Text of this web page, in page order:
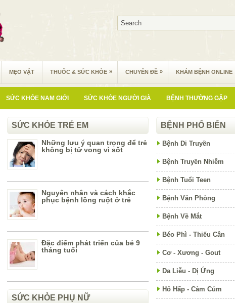
MẸO VẶT THUỐC & SỨC KHỎE » CHUYÊN ĐỀ » KHÁM BỆNH ONLINE
SỨC KHỎE NAM GIỚI SỨC KHỎE NGƯỜI GIÀ BỆNH THƯỜNG GẶP
SỨC KHỎE TRẺ EM
Những lưu ý quan trọng để trẻ
không bị tử vong vì sốt
Nguyên nhân và cách khắc
phục bệnh lồng ruột ở trẻ
Đặc điểm phát triển của bé 9
tháng tuổi
SỨC KHỎE PHỤ NỮ
BỆNH PHỔ BIẾN
Bệnh Di Truyền
Bệnh Truyền Nhiễm
Bệnh Tuổi Teen
Bệnh Văn Phòng
Bệnh Về Mắt
Béo Phì - Thiếu Cân
Cơ - Xương - Gout
Da Liễu - Dị Ứng
Hô Hấp - Cảm Cúm